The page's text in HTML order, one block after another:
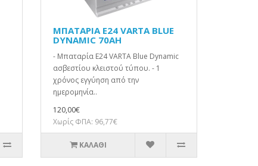
ΜΠΑΤΑΡΙΑ E24 VARTA BLUE
DYNAMIC 70AH
- Μπαταρία E24 VARTA Blue Dynamic
ασβεστίου κλειστού τύπου. - 1
χρόνος εγγύηση από την
ημερομηνία..
120,00€
Χωρίς ΦΠΑ: 96,77€
ΚΑΛΆΘΙ